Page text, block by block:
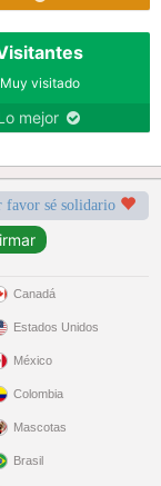
Muy visitado
mejor
favor sé solidario
Canadá
Estados Unidos
México
Colombia
Mascotas
Brasil